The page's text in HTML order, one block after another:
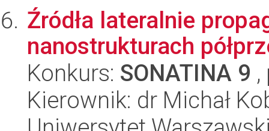
Źródła lateralnie
nanostrukturach
Konkurs: SONATINA 9
Kierownik: dr Michał